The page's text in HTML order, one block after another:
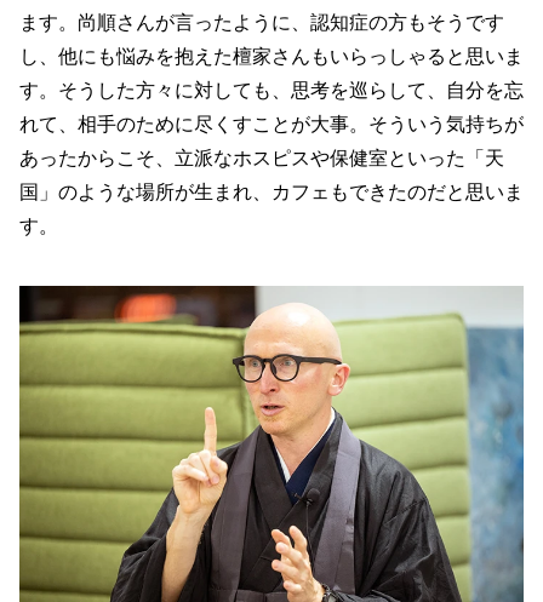
ます。尚順さんが言ったように、認知症の方もそうです
し、他にも悩みを抱えた檀家さんもいらっしゃると思いま
す。そうした方々に対しても、思考を巡らして、自分を忘
れて、相手のために尽くすことが大事。そういう気持ちが
あったからこそ、立派なホスピスや保健室といった「天
国」のような場所が生まれ、カフェもできたのだと思いま
す。